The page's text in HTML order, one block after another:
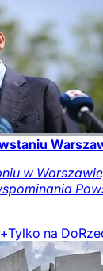
w
Tylko na